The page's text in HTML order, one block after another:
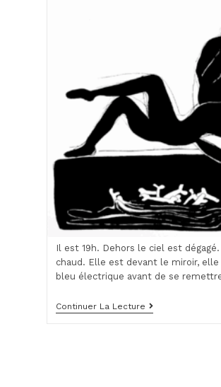
Il est 19h. Dehors le ciel est
chaud. Elle est devant le miroir, elle
bleu électrique avant de se
Continuer La Lecture Bleu